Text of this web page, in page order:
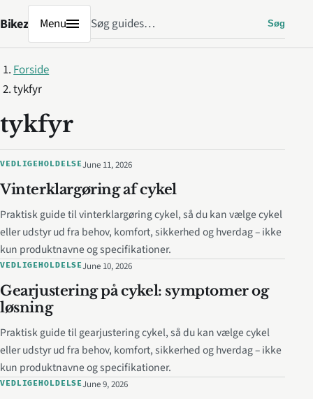
Bikez Søg Søg
Menu
Forside
tykfyr
tykfyr
VEDLIGEHOLDELSEJune 11, 2026
Vinterklargøring af cykel
Praktisk guide til vinterklargøring cykel, så du kan vælge cykel
eller udstyr ud fra behov, komfort, sikkerhed og hverdag – ikke
kun produktnavne og specifikationer.
VEDLIGEHOLDELSEJune 10, 2026
Gearjustering på cykel: symptomer og
løsning
Praktisk guide til gearjustering cykel, så du kan vælge cykel
eller udstyr ud fra behov, komfort, sikkerhed og hverdag – ikke
kun produktnavne og specifikationer.
VEDLIGEHOLDELSEJune 9, 2026